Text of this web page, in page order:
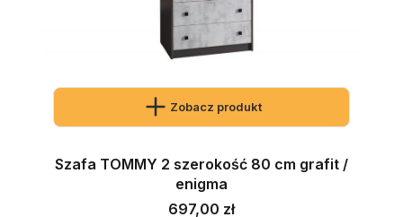
Zobacz produkt
Szafa TOMMY 2 szerokość 80 cm grafit /
enigma
Cena
697,00 zł